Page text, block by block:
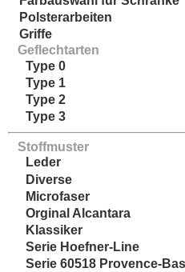
Polsterarbeiten
Griffe
Geflechtarten
Type 0
Type 1
Type 2
Type 3
Stoffmuster
Leder
Diverse
Microfaser
Orginal Alcantara
Klassiker
Serie Hoefner-Line
Serie 60518 Provence-